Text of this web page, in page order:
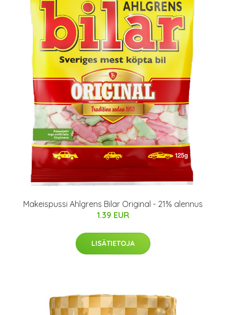
Makeispussi Ahlgrens Bilar Original - 21% alennus
1.39 EUR
LISÄTIETOJA